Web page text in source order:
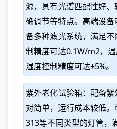
源，具有光谱匹配性好
确调节等特点。高端设
备多种滤光系统，满足
制精度可达0.1W/m2，
湿度控制精度可达±5%。
紫外老化试验箱：配备
对简单，运行成本较低
313等不同类型的灯管，